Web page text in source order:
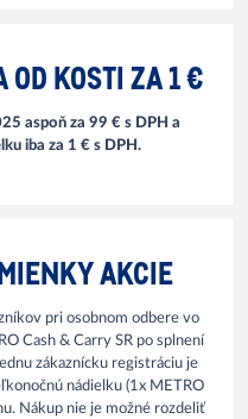
OD KOSTI ZA 1 €
aspoň za 99 € s DPH a
iba za 1 € s DPH.
AKCIE
pri osobnom odbere vo
Cash & Carry SR po splnení
zákaznícku registráciu je
nádielku (1x METRO
Nákup nie je možné rozdeliť